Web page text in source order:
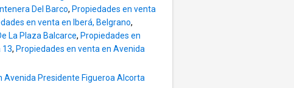
Del Barco, Propiedades en venta
en venta en Iberá, Belgrano,
La Plaza Balcarce, Propiedades en
13, Propiedades en venta en Avenida
Avenida Presidente Figueroa Alcorta